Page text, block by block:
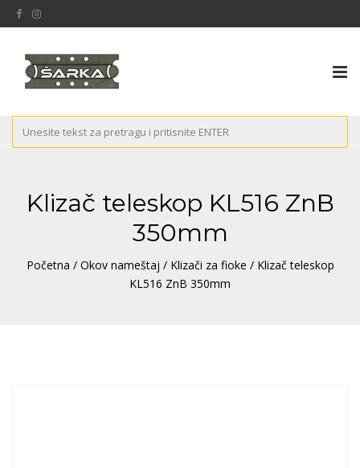
Klizač teleskop KL516 ZnB
350mm
Početna / Okov nameštaj / Klizači za fioke / Klizač teleskop
KL516 ZnB 350mm